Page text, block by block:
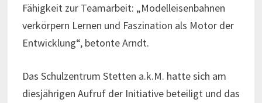
Fähigkeit zur Teamarbeit: „Modelleisenbahnen
verkörpern Lernen und Faszination als Motor der
Entwicklung“, betonte Arndt.
Das Schulzentrum Stetten a.k.M. hatte sich am
diesjährigen Aufruf der Initiative beteiligt und das